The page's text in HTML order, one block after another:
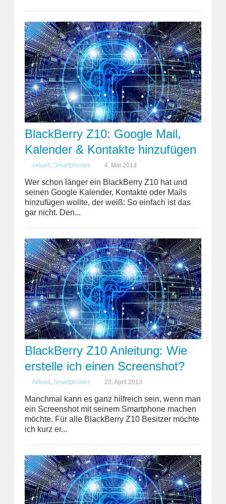
BlackBerry Z10: Google Mail,
Kalender & Kontakte hinzufügen
Aktuell Smartphones 4. Mai 2013
Wer schon länger ein BlackBerry Z10 hat und
seinen Google Kalender, Kontakte oder Mails
hinzufügen wollte, der weiß: So einfach ist das
gar nicht. Den...
BlackBerry Z10 Anleitung: Wie
erstelle ich einen Screenshot?
Aktuell , Smartphones 23. April 2013
Manchmal kann es ganz hilfreich sein, wenn man
ein Screenshot mit seinem Smartphone machen
möchte. Für alle BlackBerry Z10 Besitzer möchte
ich kurz er...